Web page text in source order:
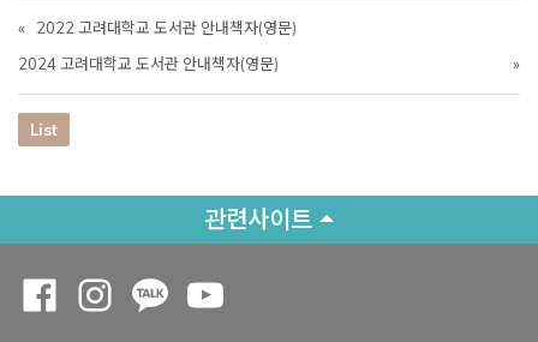
«
2022 고려대학교 도서관 안내책자(영문)
2024 고려대학교 도서관 안내책자(영문)
»
List
관련사이트
Opens a new window
Opens a new window
Opens a new window